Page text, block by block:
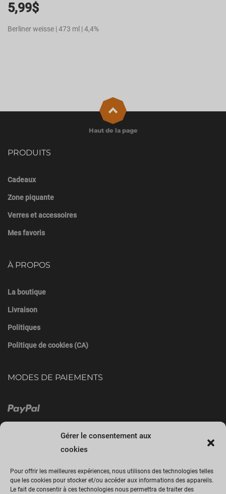
Gérer le consentement aux
cookies
Pour offrir les meilleures expériences, nous utilisons des technologies telles
que les cookies pour stocker et/ou accéder aux informations des appareils.
Le fait de consentir à ces technologies nous permettra de traiter des
5,99$
Berliner weisse | 473 ml | 4,4%
PRODUITS
Cadeaux
Zone piquante
Verres et accessoires
Mes favoris
À PROPOS
La boutique
Livraison
Politiques
Politique de cookies (CA)
MODES DE PAIEMENTS
Haut de la page